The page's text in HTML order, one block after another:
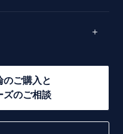
のご購入と
ズのご相談